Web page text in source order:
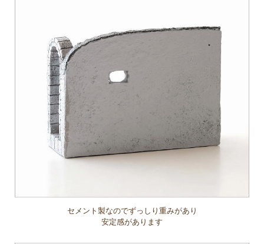
セメント製なのでずっしり重みがあり
安定感があります